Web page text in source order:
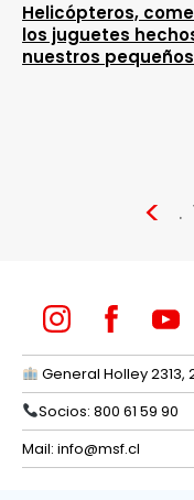
Helicópteros,
los juguetes
nuestros
<
General Holley
Socios: 800 61 59 90
Mail: info@msf.cl